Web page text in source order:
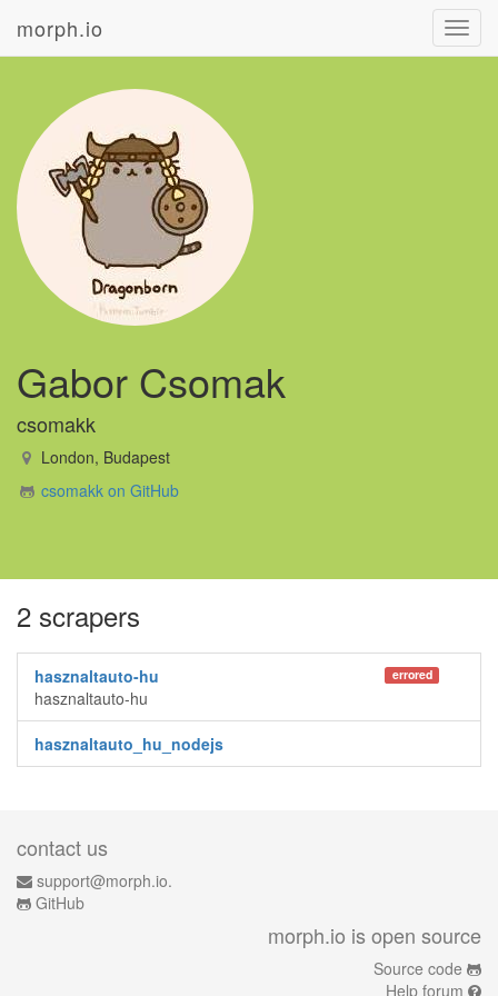
morph.io
Gabor Csomak
csomakk
London, Budapest
csomakk on GitHub
2 scrapers
errored
hasznaltauto-hu
hasznaltauto-hu
hasznaltauto_hu_nodejs
contact us
support@morph.io.
GitHub
morph.io is open source
Source code
Help forum